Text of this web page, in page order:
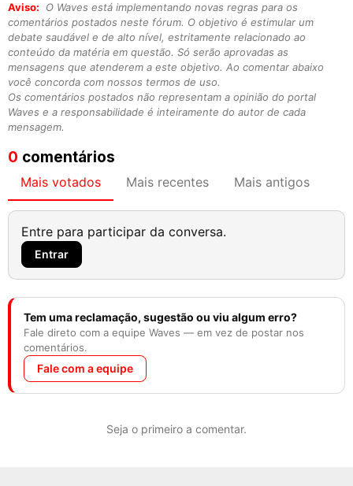
Aviso:
O Waves está implementando novas regras para os
comentários postados neste fórum. O objetivo é estimular um
debate saudável e de alto nível, estritamente relacionado ao
conteúdo da matéria em questão. Só serão aprovadas as
mensagens que atenderem a este objetivo. Ao comentar abaixo
você concorda com nossos termos de uso.
Os comentários postados não representam a opinião do portal
Waves e a responsabilidade é inteiramente do autor de cada
mensagem.
0 comentários
Mais votados Mais recentes Mais antigos
Entre para participar da conversa.
Entrar
Tem uma reclamação, sugestão ou viu algum erro?
Fale direto com a equipe Waves — em vez de postar nos
comentários.
Fale com a equipe
Seja o primeiro a comentar.